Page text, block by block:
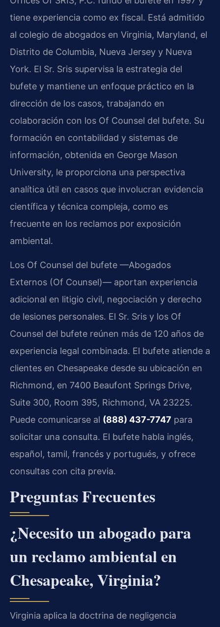
tiene experiencia como ex fiscal. Está admitido
al colegio de abogados en Virginia, Maryland, el
Distrito de Columbia, Nueva Jersey y Nueva
York. El Sr. Sris supervisa la estrategia del
bufete y mantiene un enfoque práctico en la
dirección de los casos, trabajando en
colaboración con los Of Counsel del bufete. Su
formación en contabilidad y sistemas de
información, obtenida en George Mason
University, le proporciona una perspectiva
analítica útil en casos que involucran evidencia
científica y técnica compleja, como es
frecuente en los reclamos por exposición
ambiental.
Los Of Counsel del bufete —Abogados
Externos (Of Counsel)— aportan experiencia
adicional en litigio civil, negociación y derecho
de lesiones personales. El Sr. Sris y los Of
Counsel del bufete reúnen más de 120 años de
experiencia legal combinada. El bufete atiende a
clientes en Chesapeake desde su ubicación en
Richmond, en 7400 Beaufont Springs Drive,
Suite 300, Room 395, Richmond, VA 23225.
Puede comunicarse al (888) 437-7747 para
solicitar una consulta. El bufete habla inglés,
español, tamil, francés y portugués, y ofrece
consultas con cita previa.
Preguntas Frecuentes
¿Necesito un abogado para
un reclamo ambiental en
Chesapeake, Virginia?
Virginia aplica la doctrina de negligencia